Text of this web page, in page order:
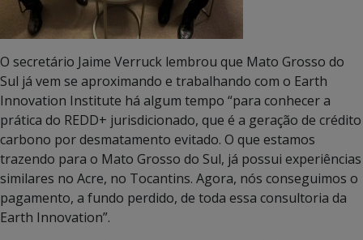
O secretário Jaime Verruck lembrou que Mato Grosso do
Sul já vem se aproximando e trabalhando com o Earth
Innovation Institute há algum tempo “para conhecer a
prática do REDD+ jurisdicionado, que é a geração de crédito
carbono por desmatamento evitado. O que estamos
trazendo para o Mato Grosso do Sul, já possui experiências
similares no Acre, no Tocantins. Agora, nós conseguimos o
pagamento, a fundo perdido, de toda essa consultoria da
Earth Innovation”.